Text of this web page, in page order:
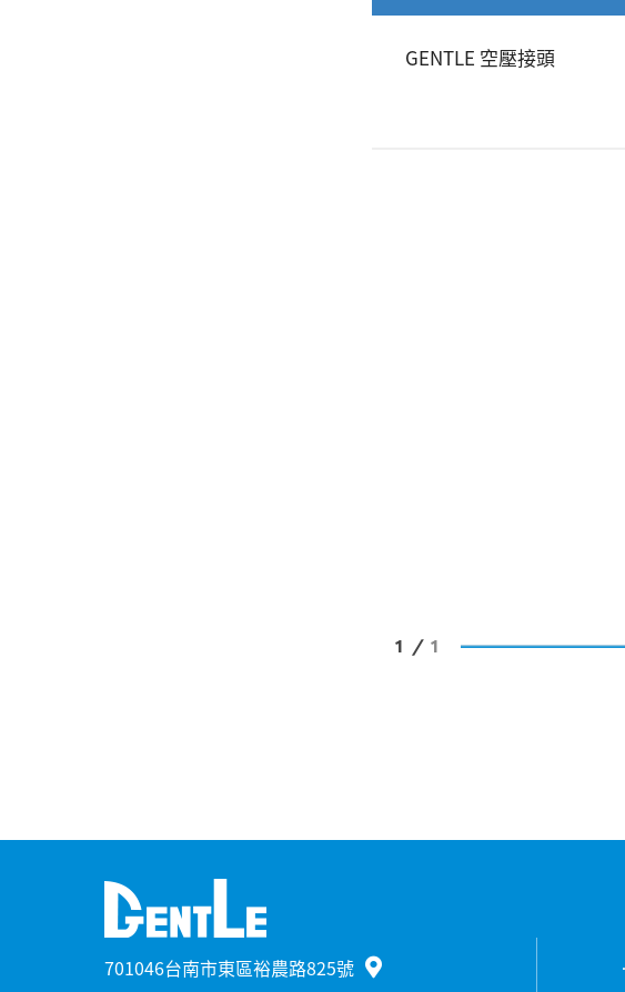
GENTLE 空壓接頭
1 / 1
100% completed
701046台南市東區裕農路825號